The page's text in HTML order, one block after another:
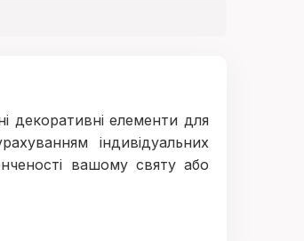
декоративні елементи для
індивідуальних
вашому святу або